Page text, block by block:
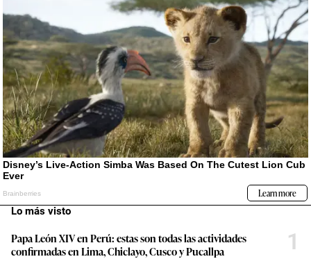
Lo más visto
Papa León XIV en Perú: estas son todas las actividades
confirmadas en Lima, Chiclayo, Cusco y Pucallpa
1